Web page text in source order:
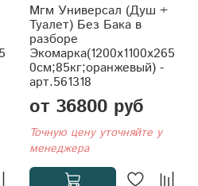
Мгм Универсал (Душ +
Туалет) Без Бака в
разборе
Экомарка(1200x1100x265
0см;85кг;оранжевый) -
арт.561318
от 36800 руб
Точную цену уточняйте у
менеджера